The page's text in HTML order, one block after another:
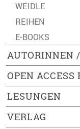
WEIDLE
REIHEN
E-BOOKS
AUTORINNEN
OPEN ACCESS
LESUNGEN
VERLAG